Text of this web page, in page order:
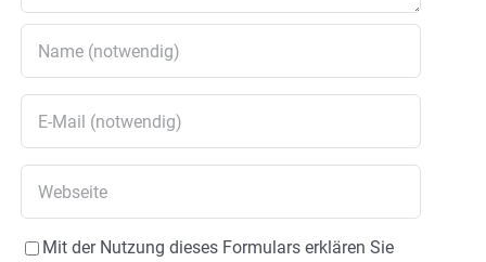
Mit der Nutzung dieses Formulars erklären Sie